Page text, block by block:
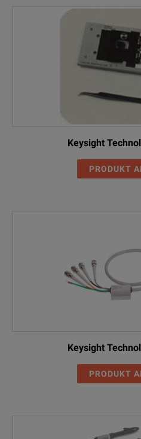
Keysight
PRODUKT
Keysight
PRODUKT